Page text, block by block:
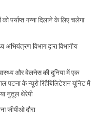
को पर्याप्त गन्ना दिलाने के लिए चलेगा
विभाग द्वारा विभागीय
और वेलनेस की दुनिया में एक
पटना के न्यूरो रिहैबिलिटेशन यूनिट में
नुतूल थेरेपी
जीपीओ दौरा